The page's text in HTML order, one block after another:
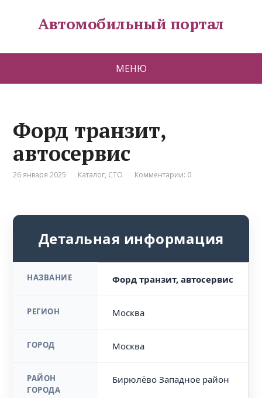
Автомобильный портал
МЕНЮ
Форд транзит,
автосервис
26 января 2025 Каталог, СТО Комментарии: 0
Детальная информация
НАЗВАНИЕ Форд транзит, автосервис
РЕГИОН Москва
ГОРОД Москва
РАЙОН
ГОРОДА
Бирюлёво Западное район